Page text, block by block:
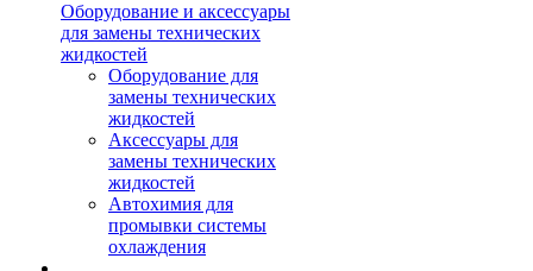
Оборудование и аксессуары
для замены технических
жидкостей
Оборудование для
замены технических
жидкостей
Аксессуары для
замены технических
жидкостей
Автохимия для
промывки системы
охлаждения